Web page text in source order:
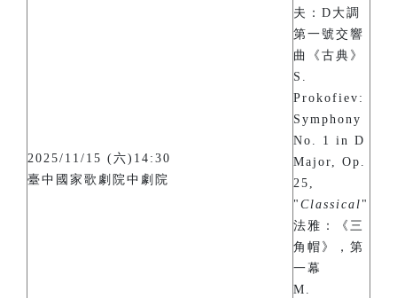
2025/11/15 (六)14:30
臺中國家歌劇院中劇院
夫：D大調
第一號交響
曲《古典》
S.
Prokofiev:
Symphony
No. 1 in D
Major, Op.
25,
" Classical "
法雅：《三
角帽》，第
一幕
M.